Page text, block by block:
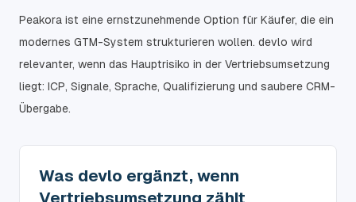
Peakora ist eine ernstzunehmende Option für Käufer, die ein
modernes GTM-System strukturieren wollen. devlo wird
relevanter, wenn das Hauptrisiko in der Vertriebsumsetzung
liegt: ICP, Signale, Sprache, Qualifizierung und saubere CRM-
Übergabe.
Was devlo ergänzt, wenn
Vertriebsumsetzung zählt